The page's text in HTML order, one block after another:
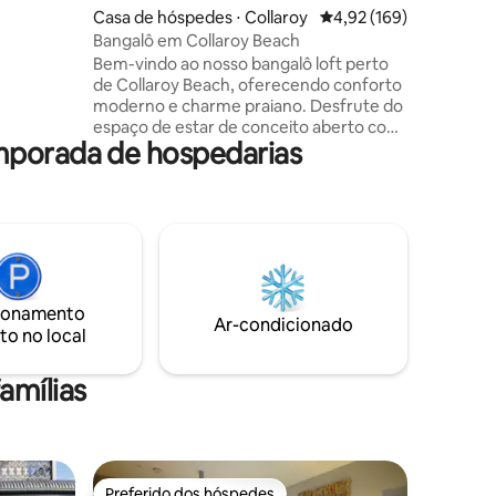
Casa de hóspedes ⋅ Collaroy 4,92 de uma avaliação
4,92 (169)
Bangalô em Collaroy Beach
Bem-vindo ao nosso bangalô loft perto
de Collaroy Beach, oferecendo conforto
moderno e charme praiano. Desfrute do
espaço de estar de conceito aberto com
decoração costeira de bom gosto e seu
próprio espaço ao ar livre privativo.
Queen com roupa de cama de qualidade
(o quarto do loft tem um teto inclinado,
os hóspedes mais altos podem ficar mais
confortáveis usando o quarto principal).
de hospedarias
no local
Ar-condicionado